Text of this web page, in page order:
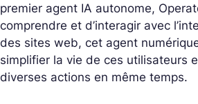
premier agent IA autonome,
comprendre et d’interagir avec
des sites web, cet agent
simplifier la vie de ces utilisateurs
diverses actions en même temps.